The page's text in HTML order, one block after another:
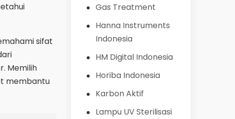
sifat
Memilih
membantu
Gas Treatment
Hanna Instruments
Indonesia
HM Digital Indonesia
Horiba Indonesia
Karbon Aktif
Lampu UV Sterilisasi